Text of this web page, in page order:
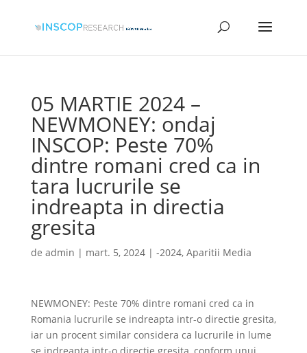
05 MARTIE 2024 –
NEWMONEY: ondaj
INSCOP: Peste 70%
dintre romani cred ca in
tara lucrurile se
indreapta in directia
gresita
de admin | mart. 5, 2024| -2024, Aparitii Media
NEWMONEY: Peste 70% dintre romani cred ca in
Romania lucrurile se indreapta intr-o directie gresita,
iar un procent similar considera ca lucrurile in lume